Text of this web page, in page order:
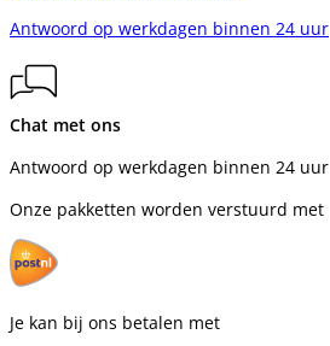
Antwoord op werkdagen binnen 24 uur
Chat met ons
Antwoord op werkdagen binnen 24 uur
Onze pakketten worden verstuurd met
Je kan bij ons betalen met